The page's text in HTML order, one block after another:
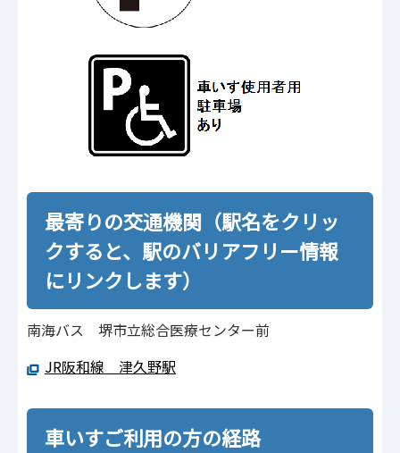
最寄りの交通機関（駅名をクリッ
クすると、駅のバリアフリー情報
にリンクします）
南海バス 堺市立総合医療センター前
JR阪和線 津久野駅
車いすご利用の方の経路